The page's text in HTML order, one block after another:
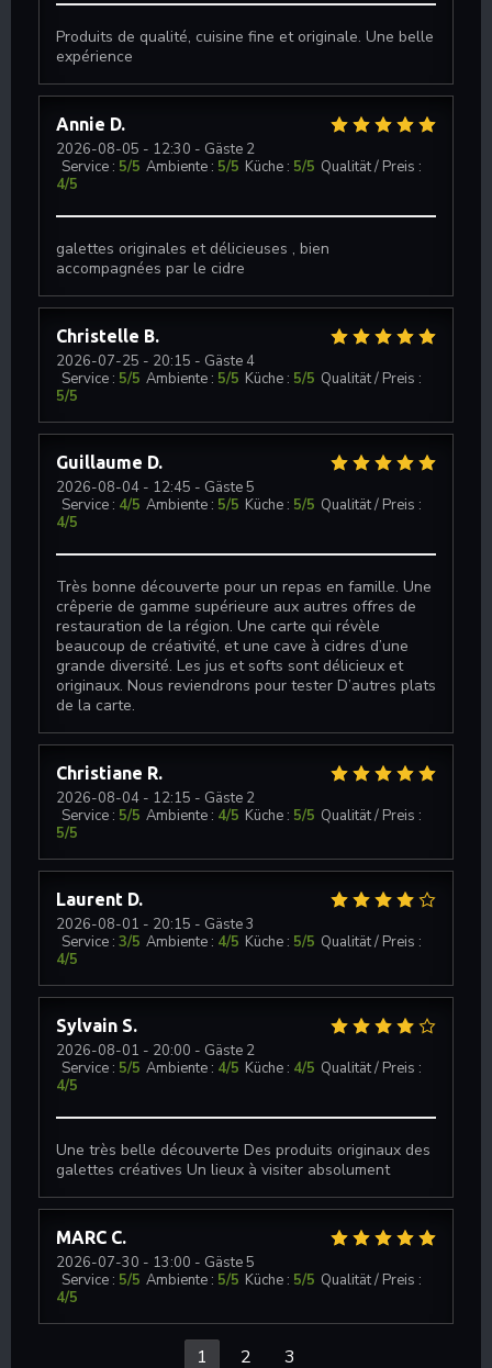
Produits de qualité, cuisine fine et originale. Une belle
expérience
Annie D
2026-08-05 - 12:30 - Gäste 2
Service : 5/5 Ambiente : 5/5 Küche : 5/5 Qualität / Preis :
4/5
galettes originales et délicieuses , bien
accompagnées par le cidre
Christelle B
2026-07-25 - 20:15 - Gäste 4
Service : 5/5 Ambiente : 5/5 Küche : 5/5 Qualität / Preis :
5/5
Guillaume D
2026-08-04 - 12:45 - Gäste 5
Service : 4/5 Ambiente : 5/5 Küche : 5/5 Qualität / Preis :
4/5
Très bonne découverte pour un repas en famille. Une
crêperie de gamme supérieure aux autres offres de
restauration de la région. Une carte qui révèle
beaucoup de créativité, et une cave à cidres d’une
grande diversité. Les jus et softs sont délicieux et
originaux. Nous reviendrons pour tester D’autres plats
de la carte.
Christiane R
2026-08-04 - 12:15 - Gäste 2
Service : 5/5 Ambiente : 4/5 Küche : 5/5 Qualität / Preis :
5/5
Laurent D
2026-08-01 - 20:15 - Gäste 3
Service : 3/5 Ambiente : 4/5 Küche : 5/5 Qualität / Preis :
4/5
Sylvain S
2026-08-01 - 20:00 - Gäste 2
Service : 5/5 Ambiente : 4/5 Küche : 4/5 Qualität / Preis :
4/5
Une très belle découverte Des produits originaux des
galettes créatives Un lieux à visiter absolument
MARC C
2026-07-30 - 13:00 - Gäste 5
Service : 5/5 Ambiente : 5/5 Küche : 5/5 Qualität / Preis :
4/5
1 2 3